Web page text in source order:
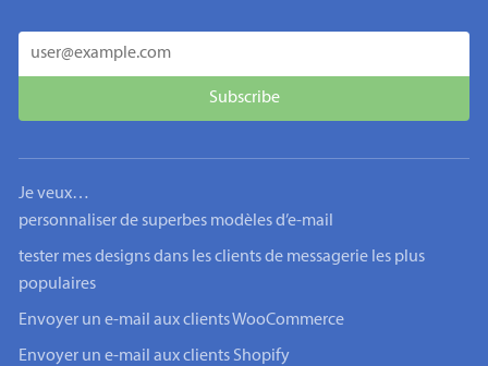
Je veux…
personnaliser de superbes modèles d’e-mail
tester mes designs dans les clients de messagerie les plus
populaires
Envoyer un e-mail aux clients WooCommerce
Envoyer un e-mail aux clients Shopify